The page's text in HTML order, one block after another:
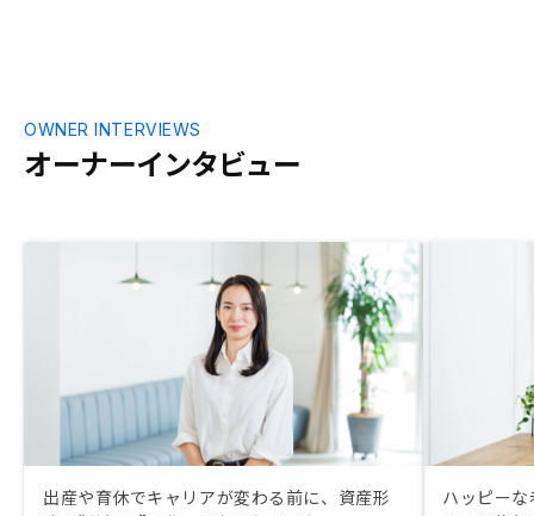
オーナーインタビュー
OWNER INTERVIEWS
出産や育休でキャリアが変わる前に、資産形
ハッピー